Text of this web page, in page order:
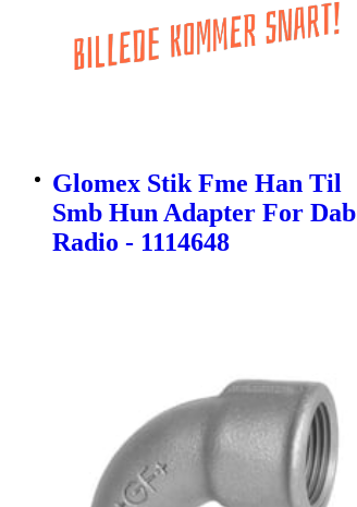
Glomex Stik Fme Han Til
Smb Hun Adapter For Dab
Radio - 1114648